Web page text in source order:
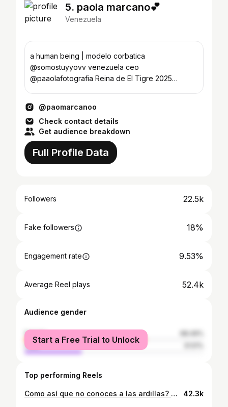
5. paola marcano💕
Venezuela
a human being | modelo corbatica
@somostuyyovv venezuela ceo
@paaolafotografia Reina de El Tigre 2025
@paomarcanoo
Check contact details
Get audience breakdown
Full Profile Data
Followers 22.5k
Fake followers 18%
Engagement rate 9.53%
Average Reel plays 52.4k
Audience gender
female
male
Start a Free Trial to Unlock
Top performing Reels
Como así que no conoces a las ardillas? 🐿️🐿️🐿️ @_genesisquintero #caminoasomostúyyo #somostuyyo #venevision #alvinandthechipmunks #halloween 42.3k